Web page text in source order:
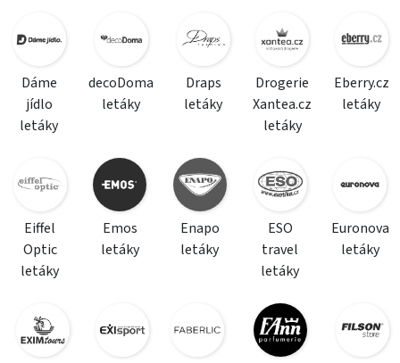
Dáme
jídlo
letáky
decoDoma
letáky
Draps
letáky
Drogerie
Xantea.cz
letáky
Eberry.cz
letáky
Eiffel
Optic
letáky
Emos
letáky
Enapo
letáky
ESO
travel
letáky
Euronova
letáky